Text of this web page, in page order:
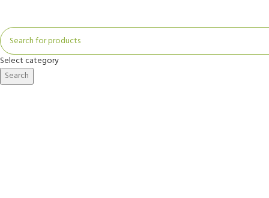
Select category
Search